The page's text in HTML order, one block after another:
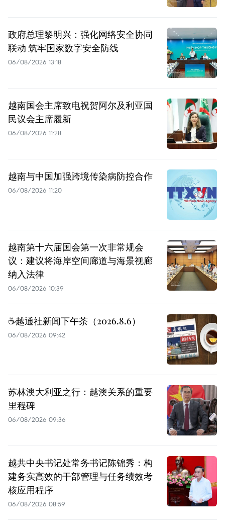
政府总理黎明兴：强化网络安全协同
联动 筑牢国家数字安全防线
06/08/2026 13:18
越南国会主席致电祝贺阿尔及利亚国
民议会主席履新
06/08/2026 11:28
越南与中国加强跨境传染病防控合作
06/08/2026 11:20
越南第十六届国会第一次非常规会
议：建议将海岸空间廊道与海景视廊
纳入法律
06/08/2026 10:39
☕️越通社新闻下午茶（2026.8.6）
06/08/2026 09:42
苏林澳大利亚之行：越澳关系的重要
里程碑
06/08/2026 09:36
越共中央书记处常务书记陈锦秀：构
建务实高效的干部管理与任务绩效考
核应用程序
06/08/2026 08:59